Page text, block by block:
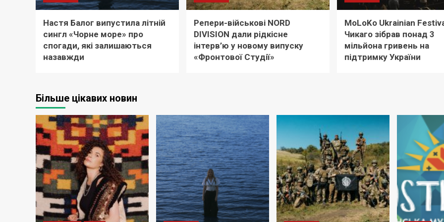
Настя Балог випустила літній
сингл «Чорне море» про
спогади, які залишаються
назавжди
Репери-військові NORD
DIVISION дали рідкісне
інтерв’ю у новому випуску
«Фронтової Студії»
MoLoKo Ukrainian
Чикаго зібрав понад 3
мільйона гривень на
підтримку України
Більше цікавих новин